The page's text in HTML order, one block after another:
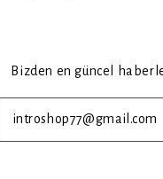
Bizden en güncel